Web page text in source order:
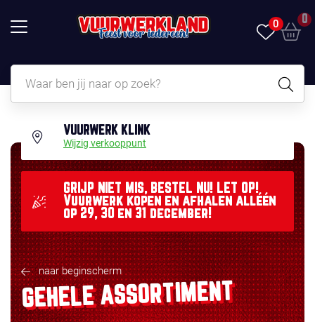
0 0
VUURWERK KLINK
Wijzig verkooppunt
GRIJP NIET MIS, BESTEL NU! LET OP!
Vuurwerk kopen en afhalen alléén
op 29, 30 en 31 december!
naar beginscherm
GEHELE ASSORTIMENT